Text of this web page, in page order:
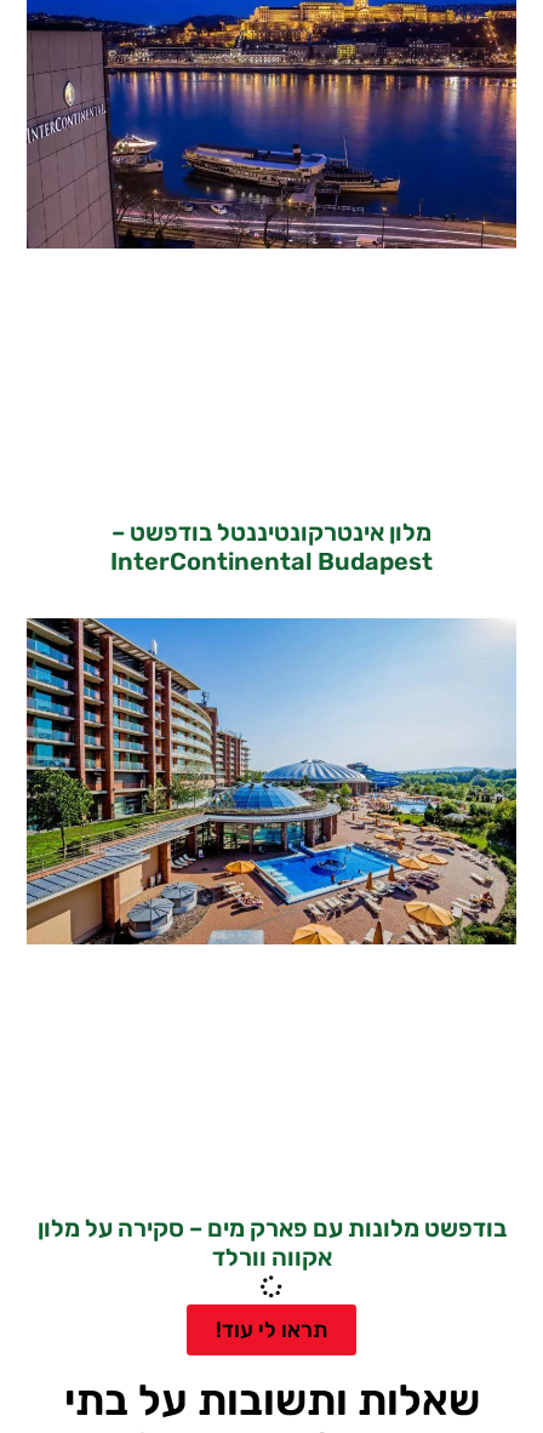
מלון אינטרקונטיננטל בודפשט –
InterContinental Budapest
בודפשט מלונות עם פארק מים – סקירה על מלון
אקווה וורלד
תראו לי עוד!
שאלות ותשובות על בתי